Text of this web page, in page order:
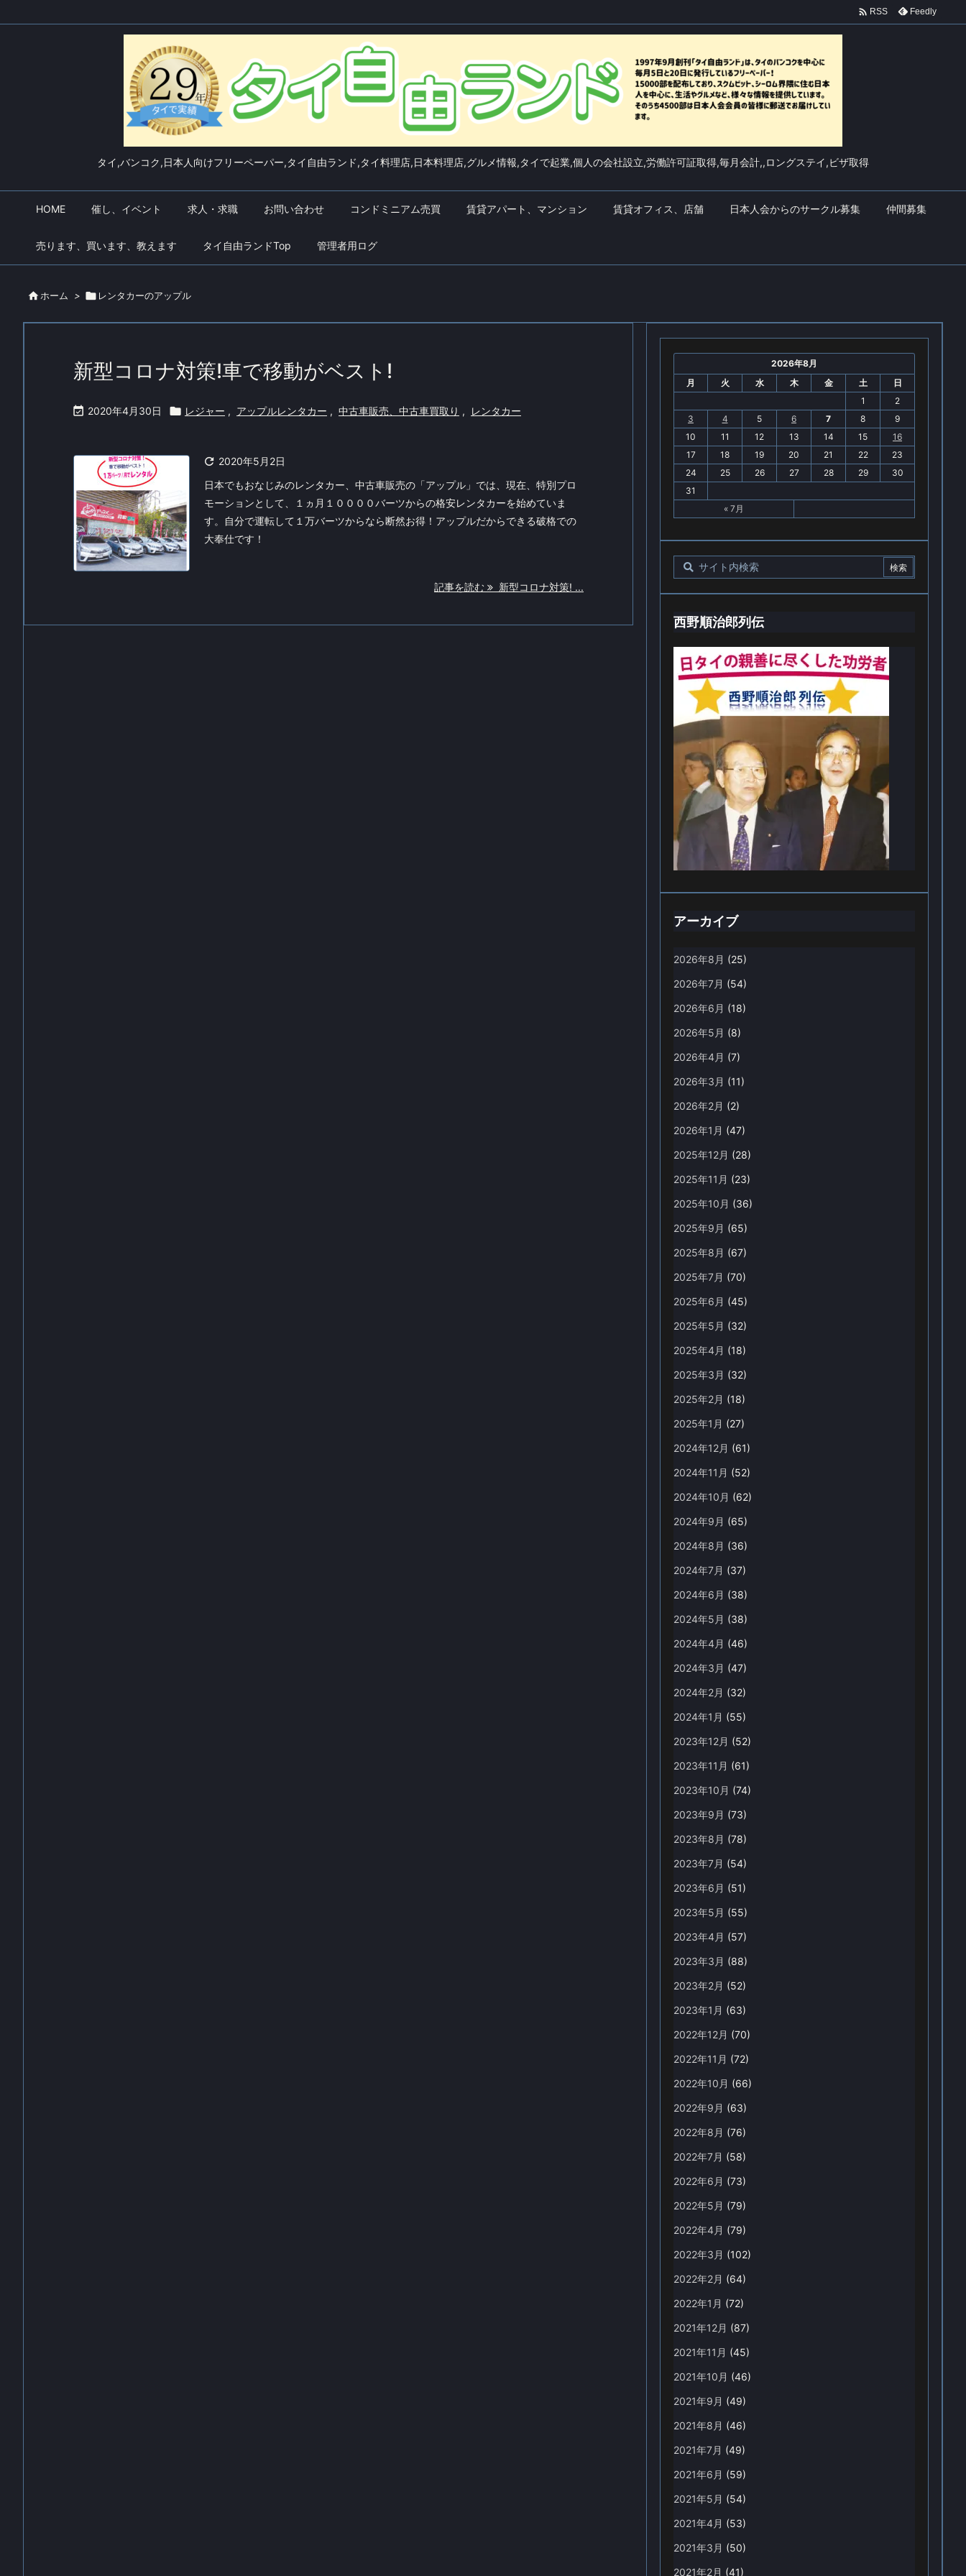
タイ,バンコク,日本人向けフリーペーパー,タイ自由ランド,タイ料理店,日本料理店,グルメ情報,タイで起業,個人の会社設立,労働許可証取得,毎月会計,,ロングステイ,ビザ取得
HOME 催し、イベント 求人・求職 お問い合わせ コンドミニアム売買 賃貸アパート、マンション 賃貸オフィス、店舗 日本人会からのサークル募集 仲間募集
売ります、買います、教えます タイ自由ランドTop 管理者用ログ
 RSS Feedly
 ホーム >  レンタカーのアップル
新型コロナ対策!車で移動がベスト!
 2020年4月30日  レジャー , アップルレンタカー , 中古車販売、中古車買取り , レンタカー
 2020年5月2日
日本でもおなじみのレンタカー、中古車販売の「アップル」では、現在、特別プロ
モーションとして、１ヵ月１００００バーツからの格安レンタカーを始めていま
す。自分で運転して１万バーツからなら断然お得！アップルだからできる破格での
大奉仕です！
記事を読む 新型コロナ対策! ...
2026年8月
月
火 水 木 金 土
日
1
2
3
4 5 6 7 8
9
10
11 12 13 14 15
16
17
18 19 20 21 22
23
24
25 26 27 28 29
30
31
« 7月
西野順治郎列伝
アーカイブ
2026年8月 (25)
2026年7月 (54)
2026年6月 (18)
2026年5月 (8)
2026年4月 (7)
2026年3月 (11)
2026年2月 (2)
2026年1月 (47)
2025年12月 (28)
2025年11月 (23)
2025年10月 (36)
2025年9月 (65)
2025年8月 (67)
2025年7月 (70)
2025年6月 (45)
2025年5月 (32)
2025年4月 (18)
2025年3月 (32)
2025年2月 (18)
2025年1月 (27)
2024年12月 (61)
2024年11月 (52)
2024年10月 (62)
2024年9月 (65)
2024年8月 (36)
2024年7月 (37)
2024年6月 (38)
2024年5月 (38)
2024年4月 (46)
2024年3月 (47)
2024年2月 (32)
2024年1月 (55)
2023年12月 (52)
2023年11月 (61)
2023年10月 (74)
2023年9月 (73)
2023年8月 (78)
2023年7月 (54)
2023年6月 (51)
2023年5月 (55)
2023年4月 (57)
2023年3月 (88)
2023年2月 (52)
2023年1月 (63)
2022年12月 (70)
2022年11月 (72)
2022年10月 (66)
2022年9月 (63)
2022年8月 (76)
2022年7月 (58)
2022年6月 (73)
2022年5月 (79)
2022年4月 (79)
2022年3月 (102)
2022年2月 (64)
2022年1月 (72)
2021年12月 (87)
2021年11月 (45)
2021年10月 (46)
2021年9月 (49)
2021年8月 (46)
2021年7月 (49)
2021年6月 (59)
2021年5月 (54)
2021年4月 (53)
2021年3月 (50)
2021年2月 (41)